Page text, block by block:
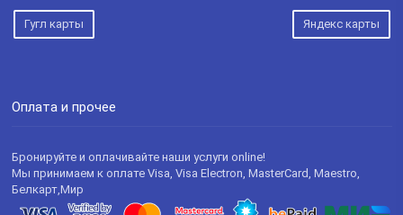
Гугл карты Яндекс карты
Оплата и прочее
Бронируйте и оплачивайте наши услуги online!
Мы принимаем к оплате Visa, Visa Electron, MasterCard, Maestro,
Белкарт,Мир